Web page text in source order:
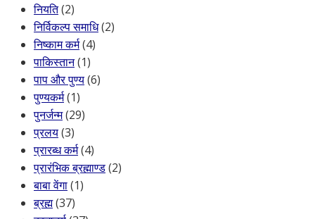
नियति(2)
निर्विकल्प समाधि(2)
निष्काम कर्म(4)
पाकिस्तान(1)
पाप और पुण्य(6)
पुण्यकर्म(1)
पुनर्जन्म(29)
प्रलय(3)
प्रारब्ध कर्म(4)
प्रारंभिक ब्रह्माण्ड(2)
बाबा वेंगा(1)
ब्रह्म(37)